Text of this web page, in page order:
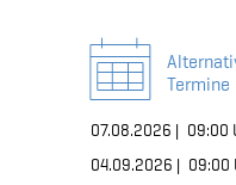
Termine
07.08.2026 | Online,
09:00
04.09.2026 | Online,
09:00